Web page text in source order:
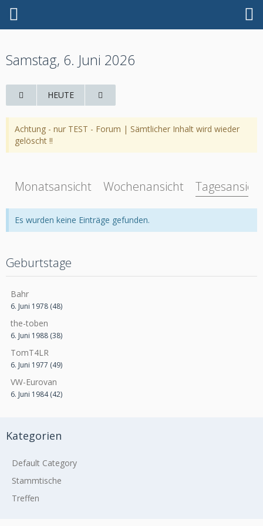
Samstag, 6. Juni 2026
HEUTE
Achtung - nur TEST - Forum | Sämtlicher Inhalt wird wieder
gelöscht !!
Monatsansicht Wochenansicht Tagesansicht
Es wurden keine Einträge gefunden.
Geburtstage
Bahr
6. Juni 1978 (48)
the-toben
6. Juni 1988 (38)
TomT4LR
6. Juni 1977 (49)
VW-Eurovan
6. Juni 1984 (42)
Kategorien
Default Category
Stammtische
Treffen